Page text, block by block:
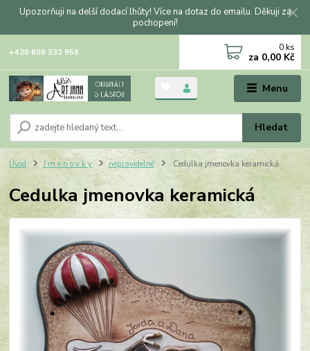
Upozorňuji na delší dodací lhůty! Více na dotaz do emailu. Děkuji za
pochopení!
Menu
Hledat
+420 608 332 958 0 ks
za 0,00 Kč
Úvod J m e n o v k y nepravidelné Cedulka jmenovka keramická
Cedulka jmenovka keramická